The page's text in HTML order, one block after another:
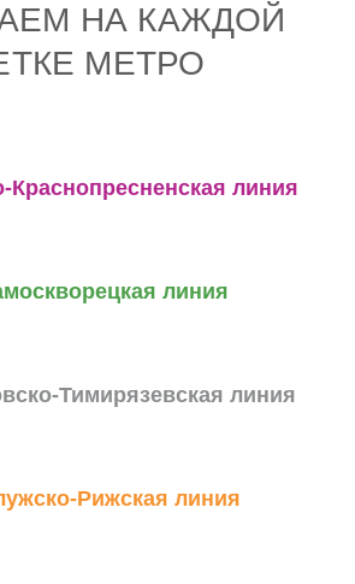
НА КАЖДОЙ
МЕТРО
Краснопресненская линия
линия
Тимирязевская линия
Рижская линия